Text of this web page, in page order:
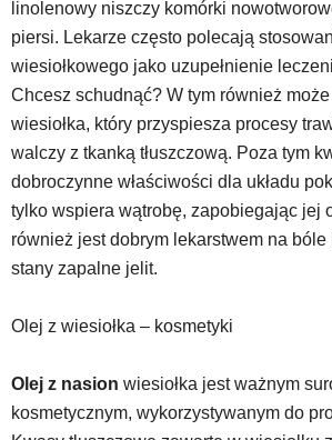
linolenowy niszczy komórki
piersi. Lekarze często polecają
wiesiołkowego jako uzupełnienie
Chcesz schudnąć? W tym również
wiesiołka, który przyspiesza procesy
walczy z tkanką tłuszczową. Poza tym
dobroczynne właściwości dla układu
tylko wspiera wątrobę, zapobiegając jej
również jest dobrym lekarstwem na
stany zapalne jelit.
Olej z wiesiołka – kosmetyki
Olej z nasion wiesiołka jest ważnym
kosmetycznym, wykorzystywanym do